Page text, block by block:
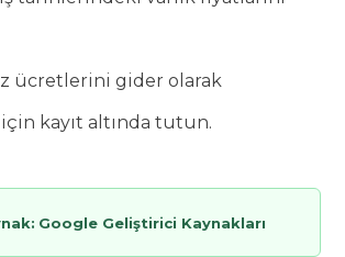
ücretlerini gider olarak
kayıt altında tutun.
Google Geliştirici Kaynakları